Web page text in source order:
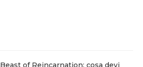
Beast of Reincarnation: cosa devi